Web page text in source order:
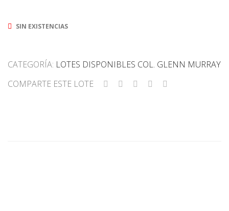
SIN EXISTENCIAS
CATEGORÍA: LOTES DISPONIBLES COL. GLENN MURRAY
COMPARTE ESTE LOTE